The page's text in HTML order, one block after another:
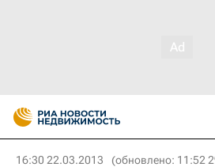
16:30 22.03.2013 (обновлено: 11:52